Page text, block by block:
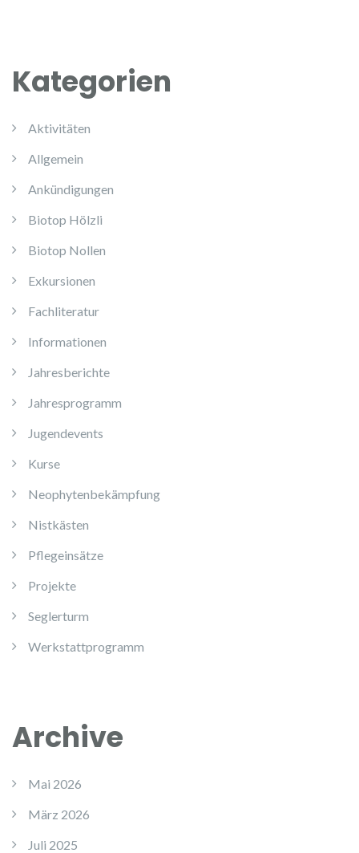
Kategorien
Aktivitäten
Allgemein
Ankündigungen
Biotop Hölzli
Biotop Nollen
Exkursionen
Fachliteratur
Informationen
Jahresberichte
Jahresprogramm
Jugendevents
Kurse
Neophytenbekämpfung
Nistkästen
Pflegeinsätze
Projekte
Seglerturm
Werkstattprogramm
Archive
Mai 2026
März 2026
Juli 2025